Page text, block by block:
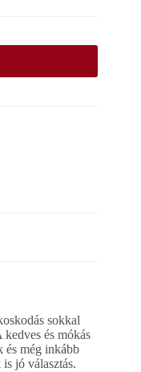
sokkal
kedves és mókás
és még inkább
jó választás.